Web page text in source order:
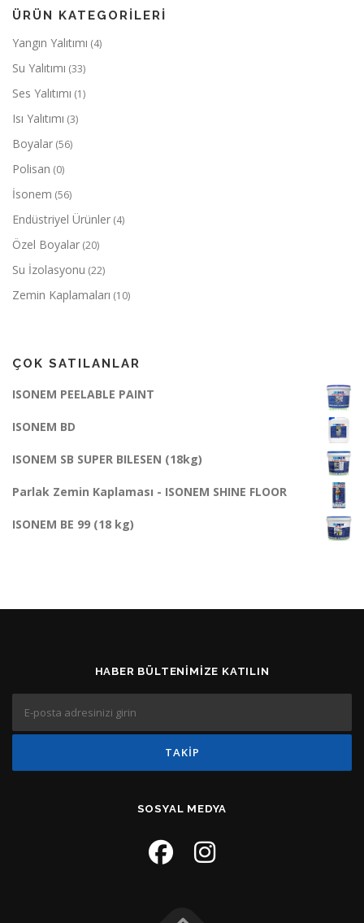
ÜRÜN KATEGORILERI
Yangın Yalıtımı (4)
Su Yalıtımı (33)
Ses Yalıtımı (1)
Isı Yalıtımı (3)
Boyalar (56)
Polisan (0)
İsonem (56)
Endüstriyel Ürünler (4)
Özel Boyalar (20)
Su İzolasyonu (22)
Zemin Kaplamaları (10)
ÇOK SATILANLAR
ISONEM PEELABLE PAINT
ISONEM BD
ISONEM SB SUPER BILESEN (18kg)
Parlak Zemin Kaplaması - ISONEM SHINE FLOOR
ISONEM BE 99 (18 kg)
HABER BÜLTENIMIZE KATILIN
SOSYAL MEDYA